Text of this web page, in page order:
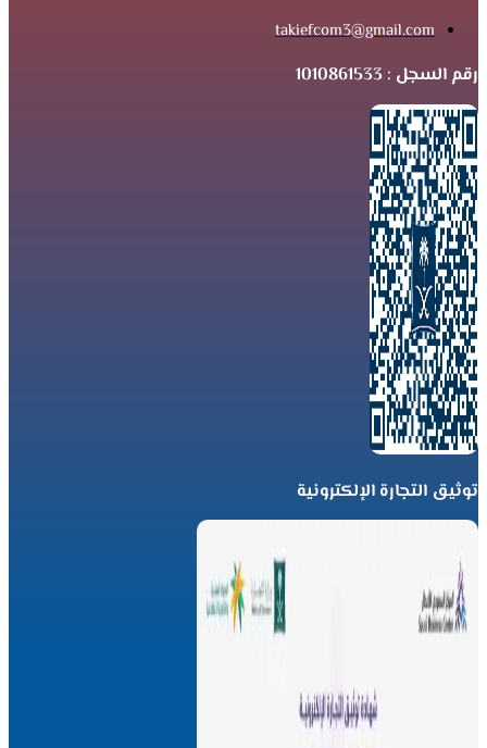
takiefcom3@gmail.com
رقم السجل : 1010861533
توثيق التجارة الإلكترونية